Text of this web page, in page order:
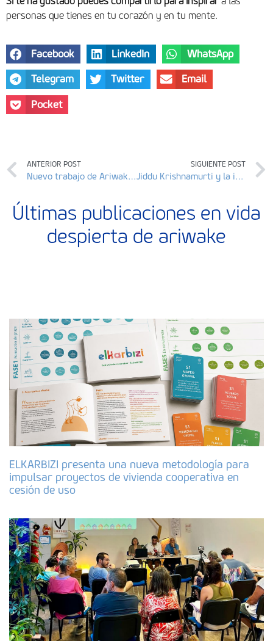
personas que tienes en tu corazón y en tu mente.
Facebook LinkedIn WhatsApp
Telegram Twitter Email
Pocket
ANTERIOR POST
Nuevo trabajo de Ariwake: «Personas que inspiran»
SIGUIENTE POST
Jiddu Krishnamurti y la indagación para la evolución de la conciencia de la humanidad
Últimas publicaciones en vida
despierta de ariwake
ELKARBIZI presenta una nueva metodología para
impulsar proyectos de vivienda cooperativa en
cesión de uso